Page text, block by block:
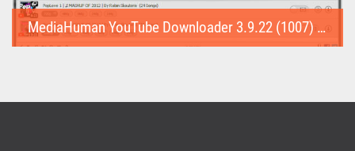
MediaHuman YouTube Downloader 3.9.22 (1007) (Repack & Portable)